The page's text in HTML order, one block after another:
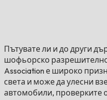
Пътувате ли и до други
шофьорско
Association е широко
света и може да улесни
автомобили, проверките